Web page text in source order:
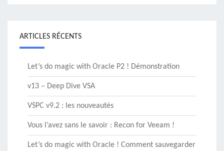
ARTICLES RÉCENTS
Let’s do magic with Oracle P2 ! Démonstration
v13 – Deep Dive VSA
VSPC v9.2 : les nouveautés
Vous l’avez sans le savoir : Recon for Veeam !
Let’s do magic with Oracle ! Comment sauvegarder